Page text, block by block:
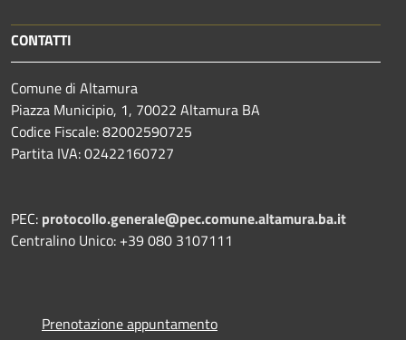
CONTATTI
Comune di Altamura
Piazza Municipio, 1, 70022 Altamura BA
Codice Fiscale: 82002590725
Partita IVA: 02422160727
PEC: protocollo.generale@pec.comune.altamura.ba.it
Centralino Unico: +39 080 3107111
Prenotazione appuntamento